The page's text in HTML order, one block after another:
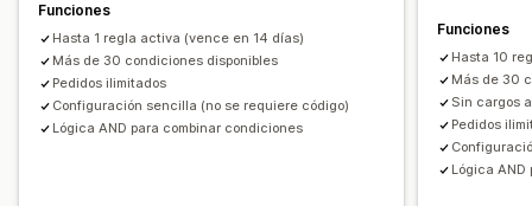
Funciones
Hasta 1 regla activa (vence en 14 días)
Más de 30 condiciones disponibles
Pedidos ilimitados
Configuración sencilla (no se requiere código)
Lógica AND para combinar condiciones
Funciones
Hasta 10
Más de 30
Sin cargos
Pedidos
Lógica